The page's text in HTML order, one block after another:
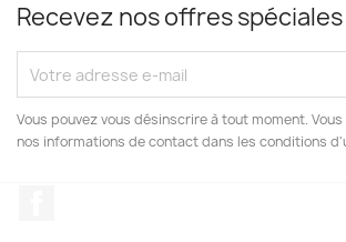
Recevez nos offres spéciales
Vous pouvez vous désinscrire à tout moment.
nos informations de contact dans les conditions